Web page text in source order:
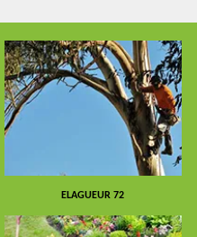
ELAGUEUR 72